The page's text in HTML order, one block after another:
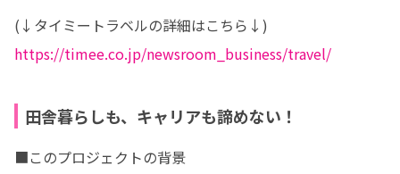
https://timee.co.jp/newsroom_business/travel/
田舎暮らしも、キャリアも諦めない！
■このプロジェクトの背景